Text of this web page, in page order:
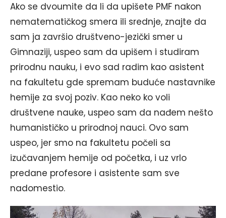
Ako se dvoumite da li da upišete PMF nakon
nematematičkog smera ili srednje, znajte da
sam ja završio društveno-jezički smer u
Gimnaziji, uspeo sam da upišem i studiram
prirodnu nauku, i evo sad radim kao asistent
na fakultetu gde spremam buduće nastavnike
hemije za svoj poziv. Kao neko ko voli
društvene nauke, uspeo sam da nađem nešto
humanističko u prirodnoj nauci. Ovo sam
uspeo, jer smo na fakultetu počeli sa
izučavanjem hemije od početka, i uz vrlo
predane profesore i asistente sam sve
nadomestio.